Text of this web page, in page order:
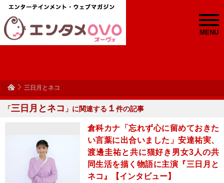
MENU
三日月とネコ
「三日月とネコ 」に関連する １ 件の記事
倉科カナ「忘れず心に留めておきた
い言葉に出合いました」安達祐実、
渡邊圭祐と共に猫好き男女3人の共
同生活を描く物語に主演『三日月と
ネコ』【インタビュー】